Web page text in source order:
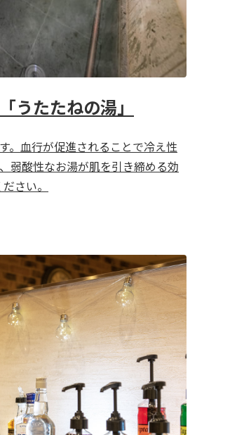
うたたねの湯」
。血行が促進されることで冷え性
弱酸性なお湯が肌を引き締める効
さい。